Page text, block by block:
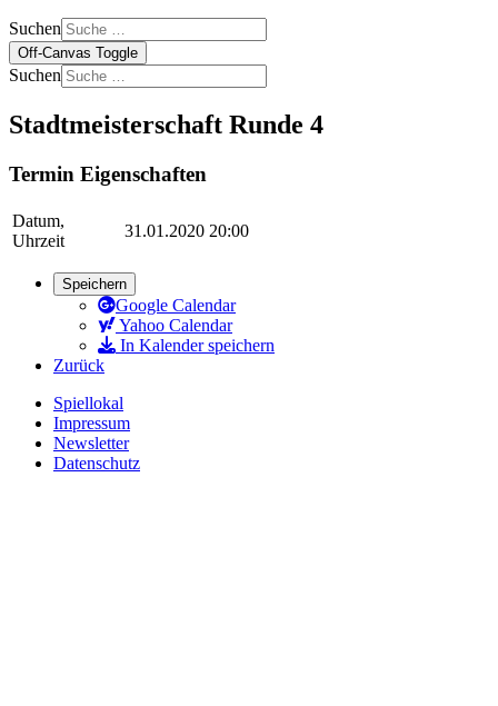
Suchen
Off-Canvas Toggle
Suchen
Stadtmeisterschaft Runde 4
Termin Eigenschaften
Datum,
Uhrzeit
31.01.2020 20:00
Speichern
Google Calendar
Yahoo Calendar
In Kalender speichern
Zurück
Spiellokal
Impressum
Newsletter
Datenschutz